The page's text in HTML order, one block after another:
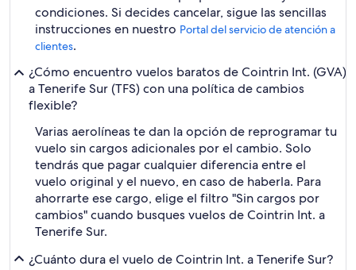
condiciones. Si decides cancelar, sigue las sencillas
instrucciones en nuestro Portal del servicio de atención a
clientes.
¿Cómo encuentro vuelos baratos de Cointrin Int. (GVA)
a Tenerife Sur (TFS) con una política de cambios
flexible?
Varias aerolíneas te dan la opción de reprogramar tu
vuelo sin cargos adicionales por el cambio. Solo
tendrás que pagar cualquier diferencia entre el
vuelo original y el nuevo, en caso de haberla. Para
ahorrarte ese cargo, elige el filtro "Sin cargos por
cambios" cuando busques vuelos de Cointrin Int. a
Tenerife Sur.
¿Cuánto dura el vuelo de Cointrin Int. a Tenerife Sur?